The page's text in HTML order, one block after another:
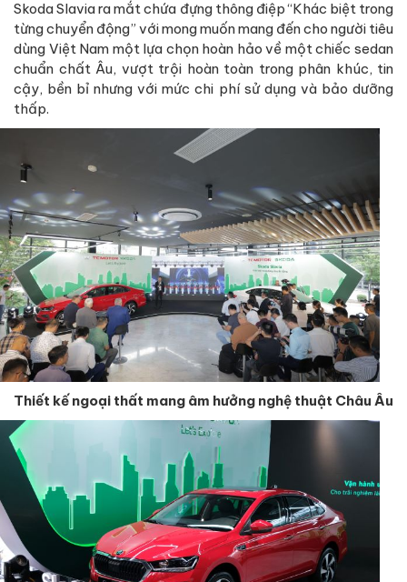
Skoda Slavia ra mắt chứa đựng thông điệp “Khác biệt trong
từng chuyển động” với mong muốn mang đến cho người tiêu
dùng Việt Nam một lựa chọn hoàn hảo về một chiếc sedan
chuẩn chất Âu, vượt trội hoàn toàn trong phân khúc, tin
cậy, bền bỉ nhưng với mức chi phí sử dụng và bảo dưỡng
thấp.
Thiết kế ngoại thất mang âm hưởng nghệ thuật Châu Âu